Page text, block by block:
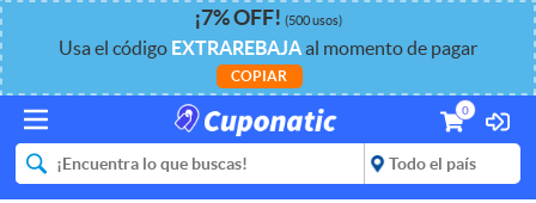
¡7%OFF! (500 usos)
Usa el código EXTRAREBAJAal momento de pagar
COPIAR
0